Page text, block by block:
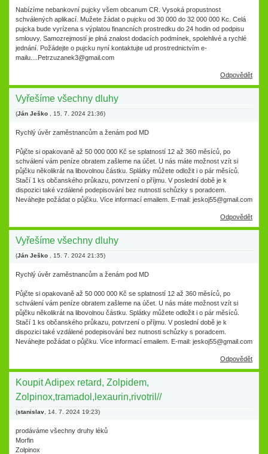
Nabízíme nebankovní pujcky všem obcanum CR. Vysoká propustnost
schválených aplikací. Mužete žádat o pujcku od 30 000 do 32 000 000 Kc. Celá
pujcka bude vyrízena s výplatou financních prostredku do 24 hodin od podpisu
smlouvy. Samozrejmostí je plná znalost dodacích podmínek, spolehlivé a rychlé
jednání. Požádejte o pujcku nyní kontaktujte ud prostrednictvím e-
mailu....Petrzuzanek3@gmail.com
Odpovědět
Vyřešíme všechny dluhy
(Ján Ješko 15. 7. 2024 21:36)
Rychlý úvěr zaměstnancům a ženám pod MD
Půjčte si opakovaně až 50 000 000 Kč se splatností 12 až 360 měsíců, po
schválení vám peníze obratem zašleme na účet. U nás máte možnost vzít si
půjčku několikrát na libovolnou částku. Splátky můžete odložit i o pár měsíců.
Stačí 1 ks občanského průkazu, potvrzení o příjmu. V poslední době je k
dispozici také vzdálené podepisování bez nutnosti schůzky s poradcem.
Neváhejte požádat o půjčku. Více informací emailem. E-mail: jeskoj55@gmail.com
Odpovědět
Vyřešíme všechny dluhy
(Ján Ješko 15. 7. 2024 21:35)
Rychlý úvěr zaměstnancům a ženám pod MD
Půjčte si opakovaně až 50 000 000 Kč se splatností 12 až 360 měsíců, po
schválení vám peníze obratem zašleme na účet. U nás máte možnost vzít si
půjčku několikrát na libovolnou částku. Splátky můžete odložit i o pár měsíců.
Stačí 1 ks občanského průkazu, potvrzení o příjmu. V poslední době je k
dispozici také vzdálené podepisování bez nutnosti schůzky s poradcem.
Neváhejte požádat o půjčku. Více informací emailem. E-mail: jeskoj55@gmail.com
Odpovědět
Koupit Adipex retard, Zolpidem,
Zolpinox,tramadol,lexaurin,rivotril//
(stanislav 14. 7. 2024 19:23)
prodáváme všechny druhy léků
Morfin
Zolpinox